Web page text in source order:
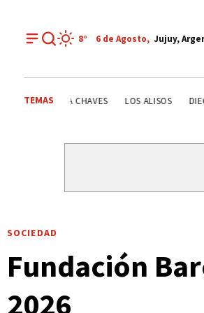
8° 6 de Agosto, Jujuy,
TEMAS ESTATALES DEPORTE
SOCIEDAD
Fundación
2026